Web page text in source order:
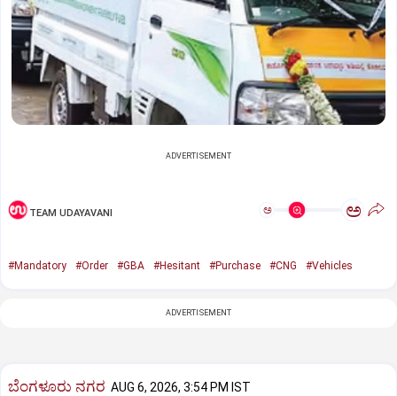
ADVERTISEMENT
TEAM UDAYAVANI ಅ ಅ
#Mandatory #Order #GBA #Hesitant #Purchase #CNG #Vehicles
ADVERTISEMENT
ಬೆಂಗಳೂರು ನಗರ AUG 6, 2026, 3:54 PM IST